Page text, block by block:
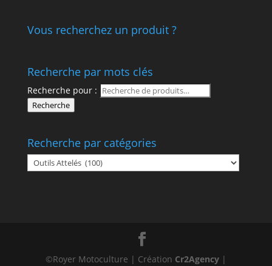
Vous recherchez un produit ?
Recherche par mots clés
Recherche pour :
Recherche
Recherche par catégories
©Royer Motoculture | Création Cr2Agency |